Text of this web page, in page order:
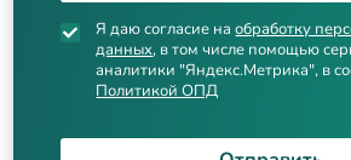
Я даю согласие наобработку
данных, в том числе помощью
аналитики "Яндекс.Метрика", в
Политикой ОПД